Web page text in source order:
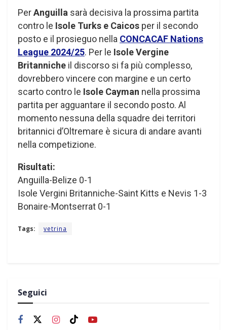
PerAnguilla sarà decisiva la prossima partita
contro le Isole Turks e Caicos per il secondo
posto e il prosieguo nella CONCACAF Nations
League 2024/25. Per le Isole Vergine
Britanniche il discorso si fa più complesso,
dovrebbero vincere con margine e un certo
scarto contro le Isole Cayman nella prossima
partita per agguantare il secondo posto. Al
momento nessuna della squadre dei territori
britannici d’Oltremare è sicura di andare avanti
nella competizione.
Risultati:
Anguilla-Belize 0-1
Isole Vergini Britanniche-Saint Kitts e Nevis 1-3
Bonaire-Montserrat 0-1
Tags: vetrina
Seguici